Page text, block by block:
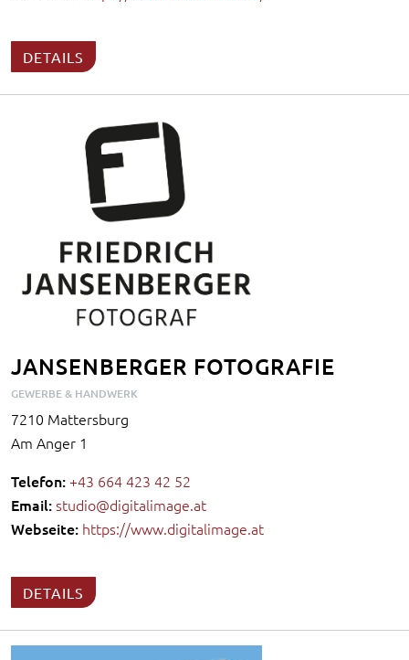
DETAILS
JANSENBERGER FOTOGRAFIE
GEWERBE & HANDWERK
7210 Mattersburg
Am Anger 1
Telefon:+43 664 423 42 52
Email:studio@digitalimage.at
Webseite: https://www.digitalimage.at
DETAILS